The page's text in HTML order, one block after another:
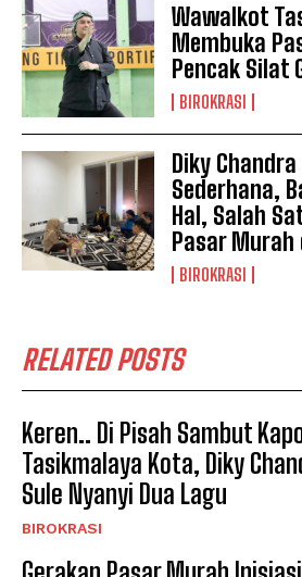
Wawalkot
Membuka
Pencak Silat
BIROKRASI
Diky
Sederhana,
Hal, Salah
Pasar Murah
BIROKRASI
RELATED POSTS
Keren.. Di Pisah Sambut
Tasikmalaya Kota, Diky
Sule Nyanyi Dua Lagu
BIROKRASI